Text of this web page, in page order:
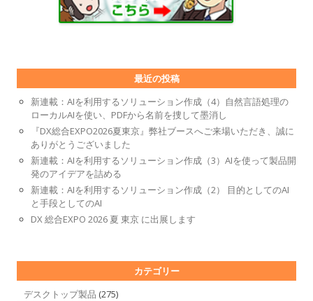
最近の投稿
新連載：AIを利用するソリューション作成（4）自然言語処理の
ローカルAIを使い、PDFから名前を捜して墨消し
『DX総合EXPO2026夏東京』弊社ブースへご来場いただき、誠に
ありがとうございました
新連載：AIを利用するソリューション作成（3）AIを使って製品開
発のアイデアを詰める
新連載：AIを利用するソリューション作成（2） 目的としてのAI
と手段としてのAI
DX 総合EXPO 2026 夏 東京 に出展します
カテゴリー
デスクトップ製品 (275)